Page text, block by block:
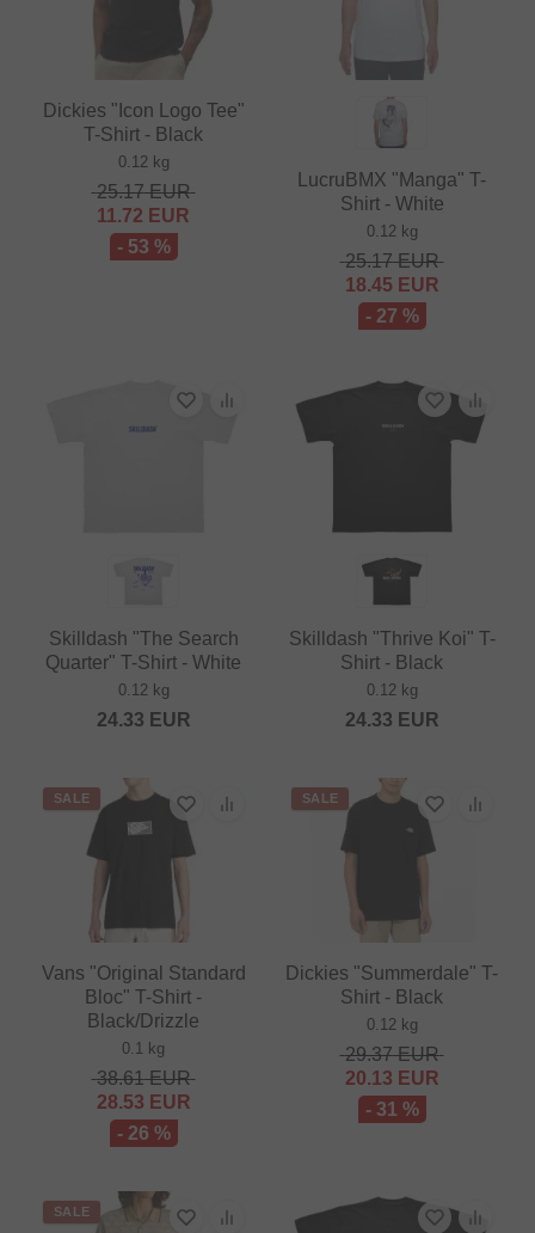
Dickies "Icon Logo Tee"
T-Shirt - Black
0.12 kg
25.17EUR
11.72 EUR
- 53 %
LucruBMX "Manga" T-
Shirt - White
0.12 kg
25.17EUR
18.45 EUR
- 27 %
Skilldash "The Search
Quarter" T-Shirt - White
0.12 kg
24.33 EUR
Skilldash "Thrive Koi" T-
Shirt - Black
0.12 kg
24.33 EUR
SALE
Vans "Original Standard
Bloc" T-Shirt -
Black/Drizzle
0.1 kg
38.61EUR
28.53 EUR
- 26 %
SALE
Dickies "Summerdale" T-
Shirt - Black
0.12 kg
29.37EUR
20.13 EUR
- 31 %
SALE